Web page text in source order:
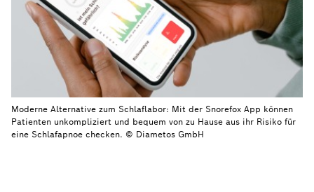
Moderne Alternative zum Schlaflabor: Mit der Snorefox App können
Patienten unkompliziert und bequem von zu Hause aus ihr Risiko für
eine Schlafapnoe checken. © Diametos GmbH